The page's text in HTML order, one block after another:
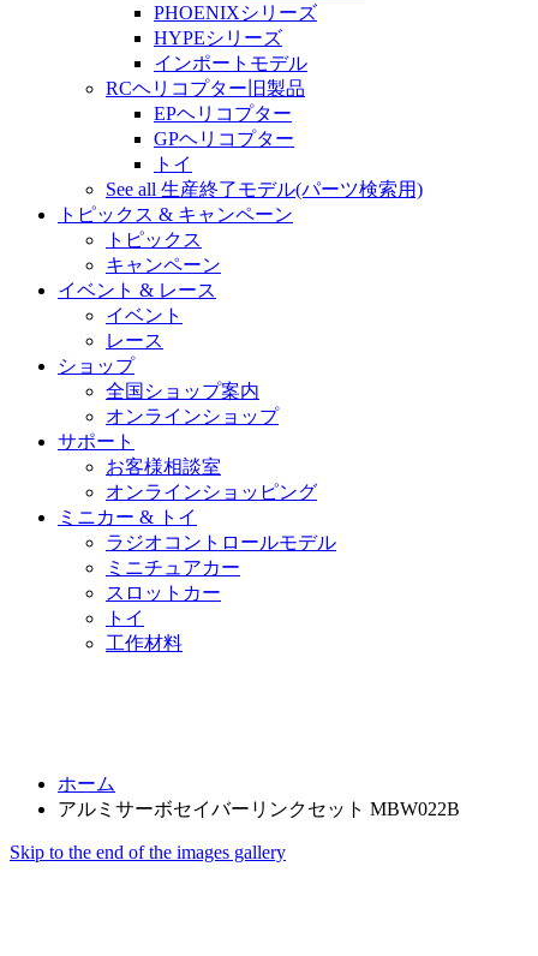
PHOENIXシリーズ
HYPEシリーズ
インポートモデル
RCヘリコプター旧製品
EPヘリコプター
GPヘリコプター
トイ
See all 生産終了モデル(パーツ検索用)
トピックス & キャンペーン
トピックス
キャンペーン
イベント & レース
イベント
レース
ショップ
全国ショップ案内
オンラインショップ
サポート
お客様相談室
オンラインショッピング
ミニカー & トイ
ラジオコントロールモデル
ミニチュアカー
スロットカー
トイ
工作材料
ホーム
アルミサーボセイバーリンクセット MBW022B
Skip to the end of the images gallery